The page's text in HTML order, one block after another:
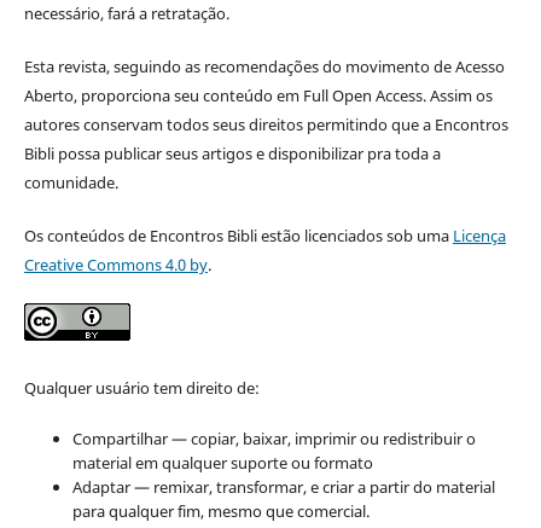
necessário, fará a retratação.
Esta revista, seguindo as recomendações do movimento de Acesso
Aberto, proporciona seu conteúdo em Full Open Access. Assim os
autores conservam todos seus direitos permitindo que a Encontros
Bibli possa publicar seus artigos e disponibilizar pra toda a
comunidade.
Os conteúdos de Encontros Bibli estão licenciados sob uma Licença
Creative Commons 4.0 by.
Qualquer usuário tem direito de:
Compartilhar — copiar, baixar, imprimir ou redistribuir o
material em qualquer suporte ou formato
Adaptar — remixar, transformar, e criar a partir do material
para qualquer fim, mesmo que comercial.